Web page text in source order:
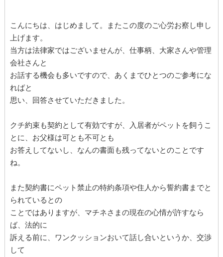
こんにちは、はじめまして。またこの度のご心労お察し申し
上げます。
当方は法律家ではございませんが、仕事柄、大家さんや管理
会社さんと
お話する機会も多いですので、あくまでひとつのご参考にな
ればと
思い、回答させていただきました。
クチ約束も契約として有効ですが、入居者がペットを飼うこ
とに、お父様は可とも不可とも
お答えしてないし、なんの書面も残ってないとのことです
ね。
また契約書にペット禁止の特約条項や住人から誓約書までと
られているとの
ことではありますが、マチネさまの現在の心情が許すなら
ば、法的に
訴える前に、ワンクッションおいて話し合いというか、交渉
して